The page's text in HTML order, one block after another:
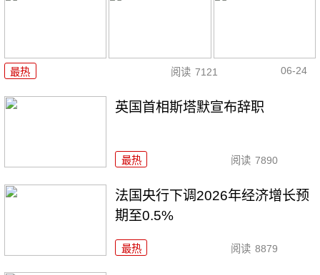
最热 阅读 7121 06-24
英国首相斯塔默宣布辞职
最热 阅读 7890
法国央行下调2026年经济增长预
期至0.5%
最热 阅读 8879